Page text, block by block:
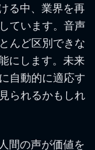
る中、業界を再
ています。音声
んど区別できな
にします。未来
自動的に適応す
られるかもしれ
間の声が価値を